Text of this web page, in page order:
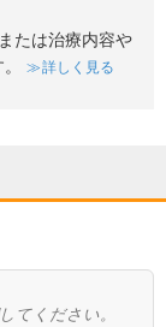
たは治療内容や
詳しく見る